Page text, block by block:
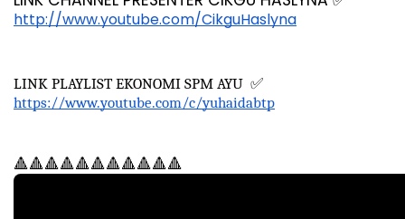
http://www.youtube.com/CikguHaslyna
LINK PLAYLIST EKONOMI SPM AYU ✅
https://www.youtube.com/c/yuhaidabtp
🔺🔺🔺🔺🔺🔺🔺🔺🔺🔺🔺